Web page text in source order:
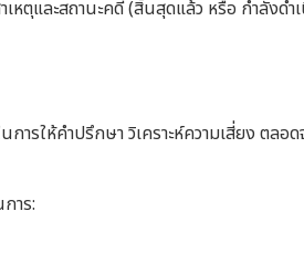
หตุและสถานะคดี (สิ้นสุดแล้ว หรือ กำลังด
ารให้คำปรึกษา วิเคราะห์ความเสี่ยง ตลอ
าร: